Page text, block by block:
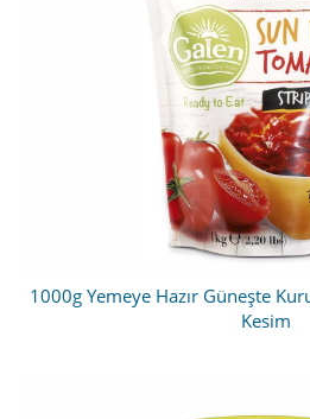
1000g Yemeye Hazır Güneşte
Kesim